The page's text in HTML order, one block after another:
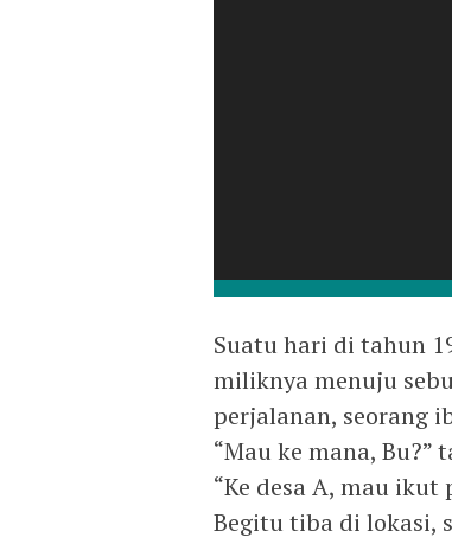
Suatu hari di tahun
miliknya menuju
perjalanan, seorang
“Mau ke mana, Bu?”
“Ke desa A, mau
Begitu tiba di lokasi,